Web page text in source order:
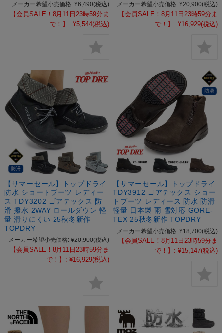
メーカー希望小売価格: ¥6,490(税込)
【会員SALE！8月11日23時59分ま
で！】: ¥5,544(税込)
メーカー希望小売価格: ¥20,900(税込)
【会員SALE！8月11日23時59分ま
で！】: ¥16,929(税込)
【サマーセール】トップドライ
防水 ショートブーツ レディー
ス TDY3202 ゴアテックス 防
滑 撥水 2WAY ロールダウン 軽
量 滑りにくい 25秋冬新作
TOPDRY
メーカー希望小売価格: ¥20,900(税込)
【会員SALE！8月11日23時59分ま
で！】: ¥16,929(税込)
【サマーセール】トップドライ
TDY3912 ゴアテックス ショー
トブーツ レディース 防水 防滑
軽量 日本製 雨 雪対応 GORE-
TEX 25秋冬新作 TOPDRY
メーカー希望小売価格: ¥18,700(税込)
【会員SALE！8月11日23時59分ま
で！】: ¥15,147(税込)